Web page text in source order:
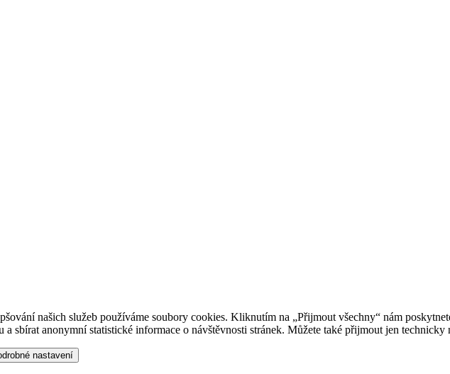
našich služeb používáme soubory cookies. Kliknutím na „Přijmout všechny“ nám
a sbírat anonymní statistické informace o návštěvnosti stránek. Můžete také přijmout jen technicky
nastavení